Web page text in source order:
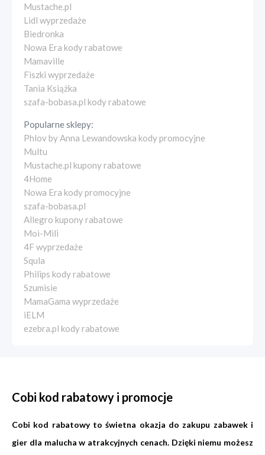
Mustache.pl
Lidl wyprzedaże
Biedronka
Nowa Era kody rabatowe
Mamaville
Fiszki wyprzedaże
Tania Książka
szafa-bobasa.pl kody rabatowe
Popularne sklepy:
Phlov by Anna Lewandowska kody promocyjne
Multu
Mustache.pl kupony rabatowe
4Home
Nowa Era kody promocyjne
szafa-bobasa.pl
Allegro kupony rabatowe
Moi-Mili
4F wyprzedaże
Squla
Philips kody rabatowe
Szumisie
MamaGama wyprzedaże
iELM
ezebra.pl kody rabatowe
Cobi kod rabatowy i promocje
Cobi kod rabatowy to świetna okazja do zakupu zabawek i
gier dla malucha w atrakcyjnych cenach. Dzięki niemu możesz